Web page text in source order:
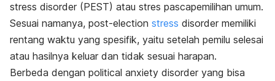
stress disorder (PEST) atau stres pascapemilihan umum.
Sesuai namanya, post-election stress disorder memiliki
rentang waktu yang spesifik, yaitu setelah pemilu selesai
atau hasilnya keluar dan tidak sesuai harapan.
Berbeda dengan political anxiety disorder yang bisa